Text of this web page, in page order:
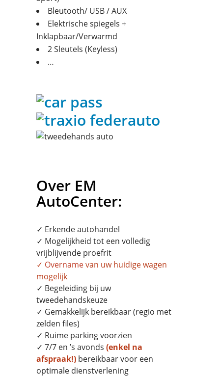
Bleutooth/ USB / AUX
Elektrische spiegels +
Inklapbaar/Verwarmd
2 Sleutels (Keyless)
…
Over EM
AutoCenter:
✓ Erkende autohandel
✓ Mogelijkheid tot een volledig
vrijblijvende proefrit
✓ Overnamevan uw huidige wagen
mogelijk
✓ Begeleiding bij uw
tweedehandskeuze
✓ Gemakkelijk bereikbaar (regio met
zelden files)
✓ Ruime parking voorzien
✓ 7/7 en ’s avonds (enkel na
afspraak!) bereikbaar voor een
optimale dienstverlening